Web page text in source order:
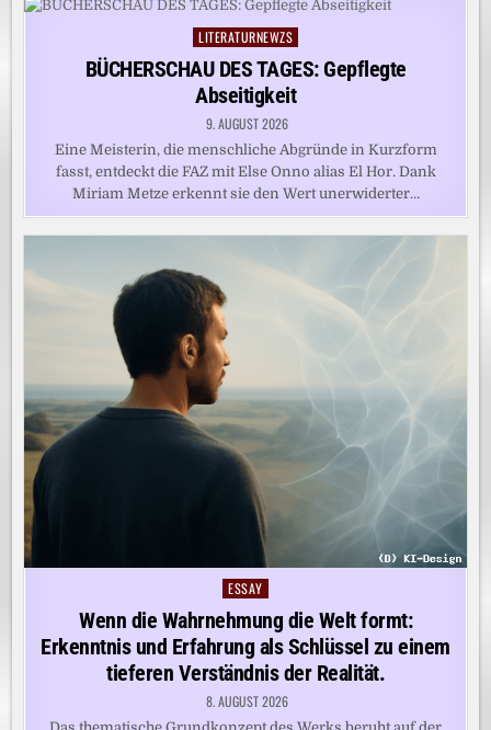
Posted
in
LITERATURNEWZS
BÜCHERSCHAU DES TAGES: Gepflegte
Abseitigkeit
9. AUGUST 2026
Eine Meisterin, die menschliche Abgründe in Kurzform
fasst, entdeckt die FAZ mit Else Onno alias El Hor. Dank
Miriam Metze erkennt sie den Wert unerwiderter…
Posted
in
ESSAY
Wenn die Wahrnehmung die Welt formt:
Erkenntnis und Erfahrung als Schlüssel zu einem
tieferen Verständnis der Realität.
8. AUGUST 2026